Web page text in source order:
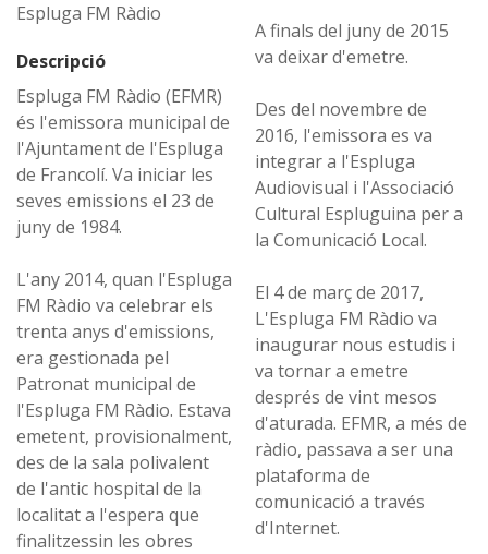
Espluga FM Ràdio
Descripció
Espluga FM Ràdio (EFMR)
és l'emissora municipal de
l'Ajuntament de l'Espluga
de Francolí. Va iniciar les
seves emissions el 23 de
juny de 1984.
L'any 2014, quan l'Espluga
FM Ràdio va celebrar els
trenta anys d'emissions,
era gestionada pel
Patronat municipal de
l'Espluga FM Ràdio. Estava
emetent, provisionalment,
des de la sala polivalent
de l'antic hospital de la
localitat a l'espera que
finalitzessin les obres
A finals del juny de 2015
va deixar d'emetre.
Des del novembre de
2016, l'emissora es va
integrar a l'Espluga
Audiovisual i l'Associació
Cultural Espluguina per a
la Comunicació Local.
El 4 de març de 2017,
L'Espluga FM Ràdio va
inaugurar nous estudis i
va tornar a emetre
després de vint mesos
d'aturada. EFMR, a més de
ràdio, passava a ser una
plataforma de
comunicació a través
d'Internet.